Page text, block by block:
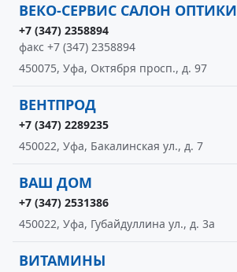
ВЕКО-СЕРВИС САЛОН ОПТИКИ
+7 (347) 2358894
факс +7 (347) 2358894
450075, Уфа, Октября просп., д. 97
ВЕНТПРОД
+7 (347) 2289235
450022, Уфа, Бакалинская ул., д. 7
ВАШ ДОМ
+7 (347) 2531386
450022, Уфа, Губайдуллина ул., д. 3а
ВИТАМИНЫ